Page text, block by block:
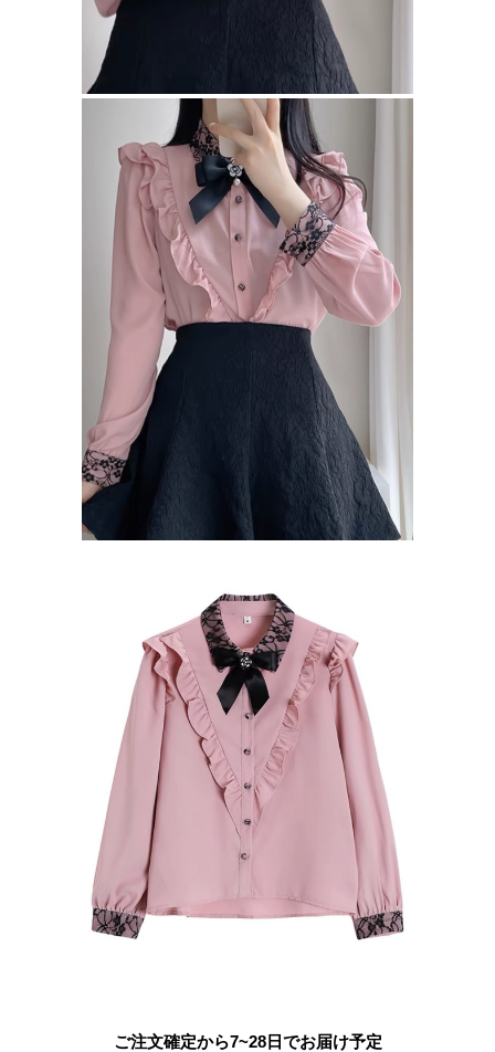
ご注文確定から7~28日でお届け予定